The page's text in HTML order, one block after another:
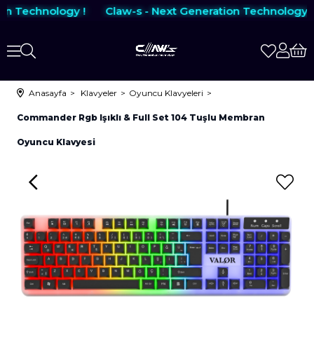
Technology ! Claw-s - Next Generation Technology !
Anasayfa Klavyeler Oyuncu Klavyeleri
Commander Rgb Işıklı & Full Set 104 Tuşlu Membran
Oyuncu Klavyesi